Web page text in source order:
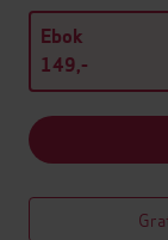
Ebok
149,-